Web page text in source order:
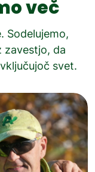
več
Sodelujemo,
zavestjo, da
svet.